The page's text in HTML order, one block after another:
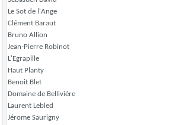
Le Sot de l'Ange
Clément Baraut
Bruno Allion
Jean-Pierre Robinot
L'Egrapille
Haut Planty
Benoit Blet
Domaine de Bellivière
Laurent Lebled
Jérome Saurigny